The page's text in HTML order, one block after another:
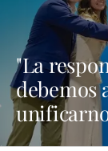
"La
debemos
Madrid y